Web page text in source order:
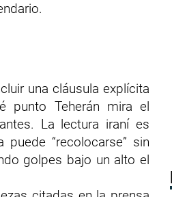
una cláusula explícita
punto Teherán mira el
La lectura iraní es
“recolocarse” sin
golpes bajo un alto el